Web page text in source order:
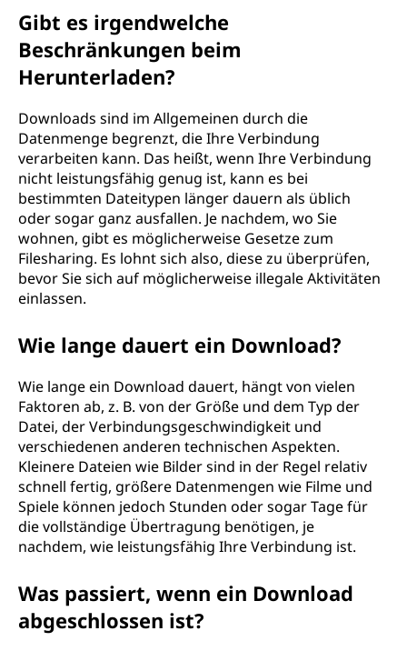
Gibt es irgendwelche
Beschränkungen beim
Herunterladen?
Downloads sind im Allgemeinen durch die
Datenmenge begrenzt, die Ihre Verbindung
verarbeiten kann. Das heißt, wenn Ihre Verbindung
nicht leistungsfähig genug ist, kann es bei
bestimmten Dateitypen länger dauern als üblich
oder sogar ganz ausfallen. Je nachdem, wo Sie
wohnen, gibt es möglicherweise Gesetze zum
Filesharing. Es lohnt sich also, diese zu überprüfen,
bevor Sie sich auf möglicherweise illegale Aktivitäten
einlassen.
Wie lange dauert ein Download?
Wie lange ein Download dauert, hängt von vielen
Faktoren ab, z. B. von der Größe und dem Typ der
Datei, der Verbindungsgeschwindigkeit und
verschiedenen anderen technischen Aspekten.
Kleinere Dateien wie Bilder sind in der Regel relativ
schnell fertig, größere Datenmengen wie Filme und
Spiele können jedoch Stunden oder sogar Tage für
die vollständige Übertragung benötigen, je
nachdem, wie leistungsfähig Ihre Verbindung ist.
Was passiert, wenn ein Download
abgeschlossen ist?